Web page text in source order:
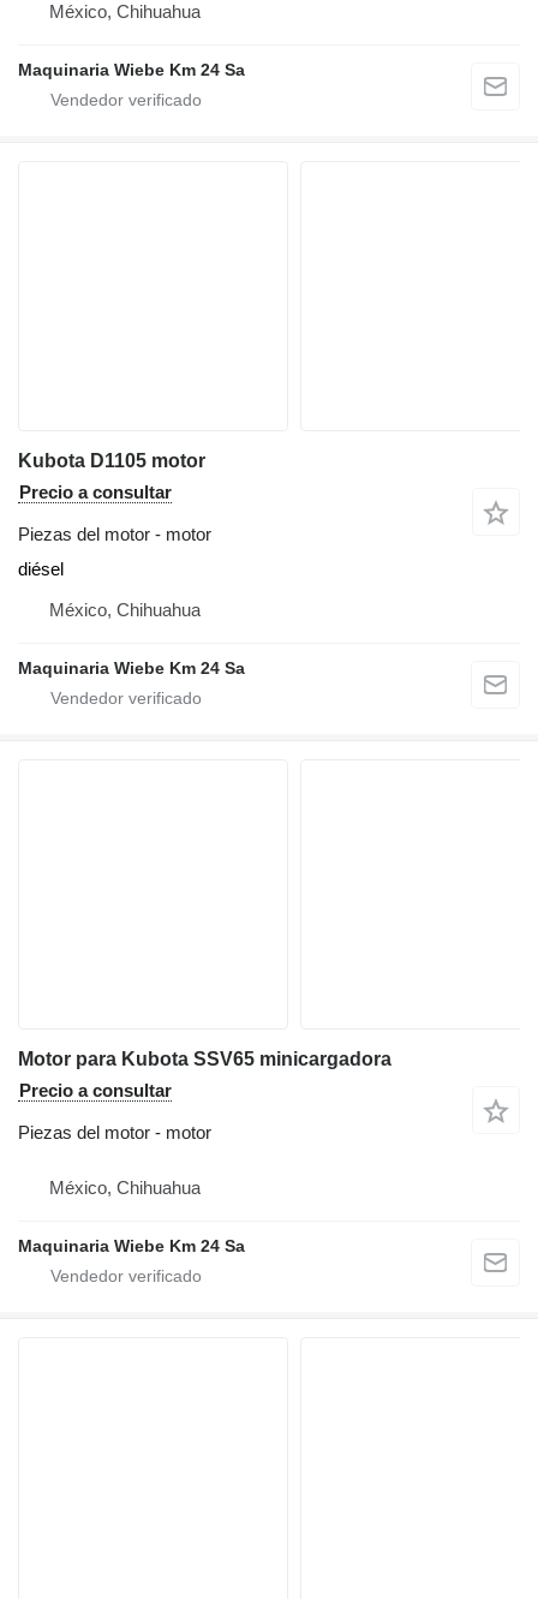
México, Chihuahua
Maquinaria Wiebe Km 24 Sa
Kubota D1105 motor
Precio a consultar
Piezas del motor - motor
diésel
México, Chihuahua
Maquinaria Wiebe Km 24 Sa
Motor para Kubota SSV65 minicargadora
Precio a consultar
Piezas del motor - motor
México, Chihuahua
Maquinaria Wiebe Km 24 Sa